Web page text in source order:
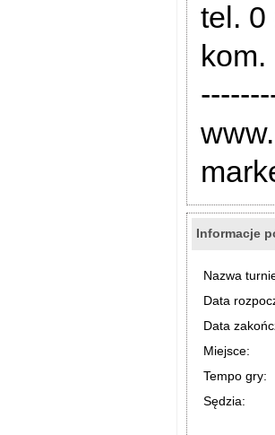
tel. 0
Informacje
Nazwa
Data
Data
Miejsce:
Tempo gry:
Sędzia: